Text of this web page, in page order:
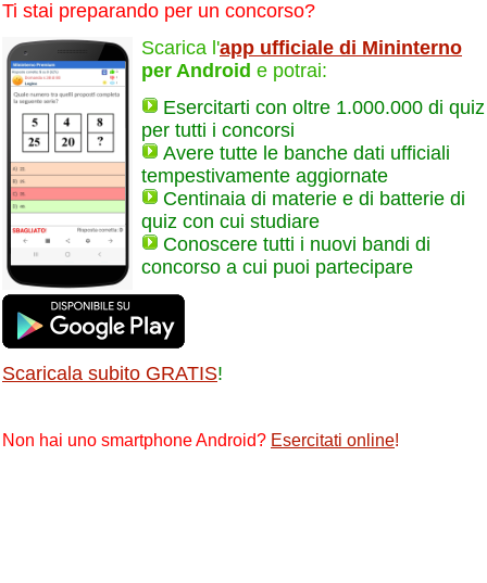
Ti stai preparando per un concorso?
Scarica l'app ufficiale di Mininterno
per Android e potrai:
Esercitarti con oltre 1.000.000 di quiz
per tutti i concorsi
Avere tutte le banche dati ufficiali
tempestivamente aggiornate
Centinaia di materie e di batterie di
quiz con cui studiare
Conoscere tutti i nuovi bandi di
concorso a cui puoi partecipare
Scaricala subito GRATIS!
Non hai uno smartphone Android? Esercitati online!